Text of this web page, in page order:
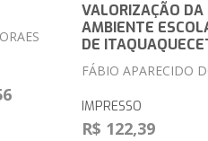
VALORIZAÇÃO
AMBIENTE
DE
FÁBIO APARECIDO
IMPRESSO
R$ 122,39